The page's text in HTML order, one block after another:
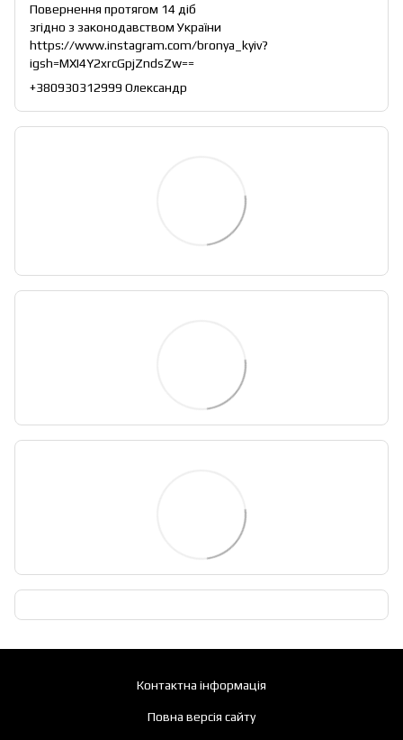
Повернення протягом 14 діб
згідно з законодавством України
https://www.instagram.com/bronya_kyiv?
igsh=MXI4Y2xrcGpjZndsZw==
+380930312999 Олександр
Контактна інформація
Повна версія сайту